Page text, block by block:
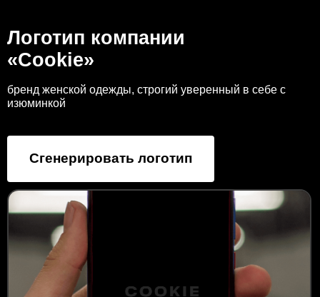
Логотип компании
«Cookie»
бренд женской одежды, строгий уверенный в себе с
изюминкой
Сгенерировать логотип